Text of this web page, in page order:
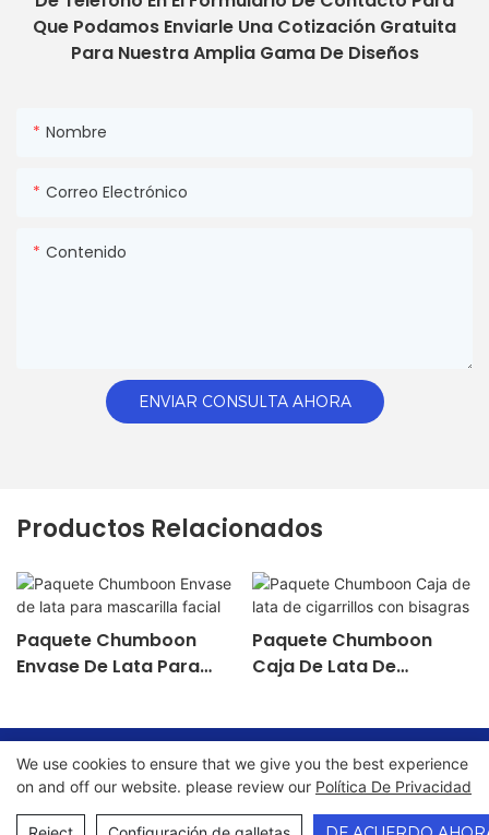
Que Podamos Enviarle Una Cotización Gratuita
Para Nuestra Amplia Gama De Diseños
Nombre
Correo Electrónico
Contenido
ENVIAR CONSULTA AHORA
Productos Relacionados
Paquete Chumboon
Envase De Lata Para
Paquete Chumboon
Caja De Lata De
Copyright © 2026 Chumboon Metal Packaging Group Co.,
Ltd. - www.chumboonpackage.com | Mapa del sitio |
política de privacidad
We use cookies to ensure that we give you the best experience
on and off our website. please review our Política De Privacidad